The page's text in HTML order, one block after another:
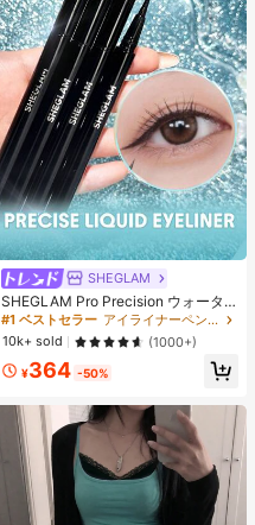
SHEGLAM
SHEGLAM Pro Precision ウォータ
ープルーフリキッドアイライナー-Bl
ack 女性と女の子のためのブランド
ビューティーコスメメイクアップ
#1 ベストセラー
アイライナーペンシル アイライナー
10k+ sold
(1000+)
¥364 -50%